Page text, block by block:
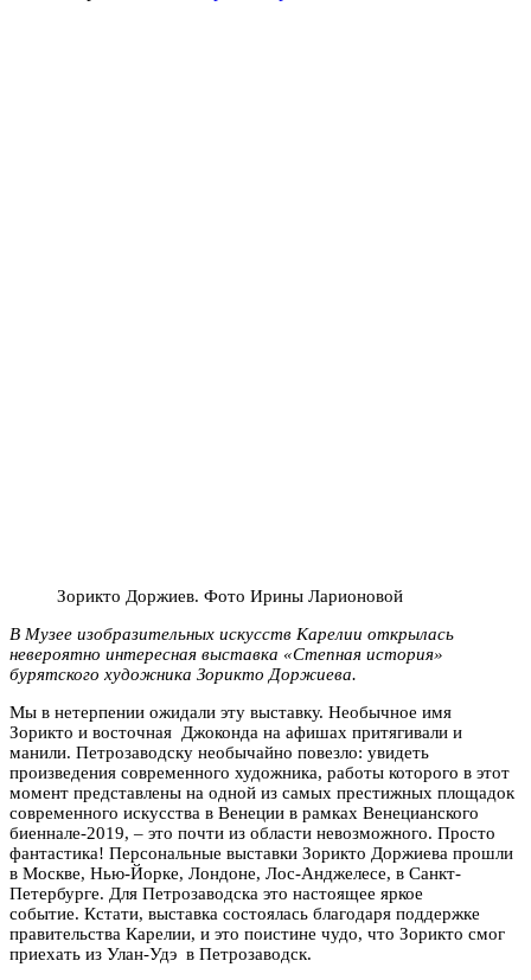
Зорикто Доржиев. Фото Ирины Ларионовой
В Музее изобразительных искусств Карелии открылась
невероятно интересная выставка «Степная история»
бурятского художника Зорикто Доржиева.
Мы в нетерпении ожидали эту выставку. Необычное имя
Зорикто и восточная Джоконда на афишах притягивали и
манили. Петрозаводску необычайно повезло: увидеть
произведения современного художника, работы которого в этот
момент представлены на одной из самых престижных площадок
современного искусства в Венеции в рамках Венецианского
биеннале-2019, – это почти из области невозможного. Просто
фантастика! Персональные выставки Зорикто Доржиева прошли
в Москве, Нью-Йорке, Лондоне, Лос-Анджелесе, в Санкт-
Петербурге. Для Петрозаводска это настоящее яркое
событие. Кстати, выставка состоялась благодаря поддержке
правительства Карелии, и это поистине чудо, что Зорикто смог
приехать из Улан-Удэ в Петрозаводск.